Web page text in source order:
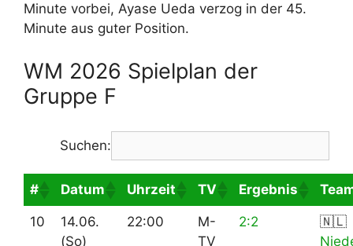
Minute vorbei, Ayase Ueda verzog in der 45.
Minute aus guter Position.
WM 2026 Spielplan der
Gruppe F
Suchen:
# Datum Uhrzeit TV Ergebnis
10
14.06.
(So)
22:00
M-
TV
2:2
🇳🇱